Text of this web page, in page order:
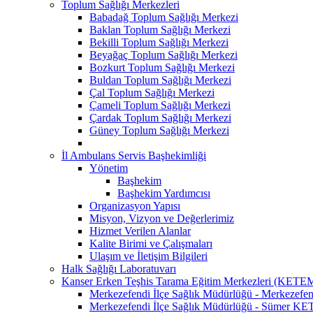
Toplum Sağlığı Merkezleri
Babadağ Toplum Sağlığı Merkezi
Baklan Toplum Sağlığı Merkezi
Bekilli Toplum Sağlığı Merkezi
Beyağaç Toplum Sağlığı Merkezi
Bozkurt Toplum Sağlığı Merkezi
Buldan Toplum Sağlığı Merkezi
Çal Toplum Sağlığı Merkezi
Çameli Toplum Sağlığı Merkezi
Çardak Toplum Sağlığı Merkezi
Güney Toplum Sağlığı Merkezi
İl Ambulans Servis Başhekimliği
Yönetim
Başhekim
Başhekim Yardımcısı
Organizasyon Yapısı
Misyon, Vizyon ve Değerlerimiz
Hizmet Verilen Alanlar
Kalite Birimi ve Çalışmaları
Ulaşım ve İletişim Bilgileri
Halk Sağlığı Laboratuvarı
Kanser Erken Teşhis Tarama Eğitim Merkezleri
Merkezefendi İlçe Sağlık Müdürlüğü -
Merkezefendi İlçe Sağlık Müdürlüğü - Sümer